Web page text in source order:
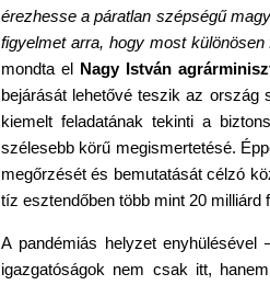
érezhesse a páratlan szépségű
figyelmet arra, hogy most
mondta el
Nagy István
bejárását lehetővé teszik az ország
kiemelt feladatának tekinti a
szélesebb körű megismertetésé.
megőrzését és bemutatását célzó
tíz esztendőben több mint 20
A pandémiás helyzet
igazgatóságok nem csak itt,